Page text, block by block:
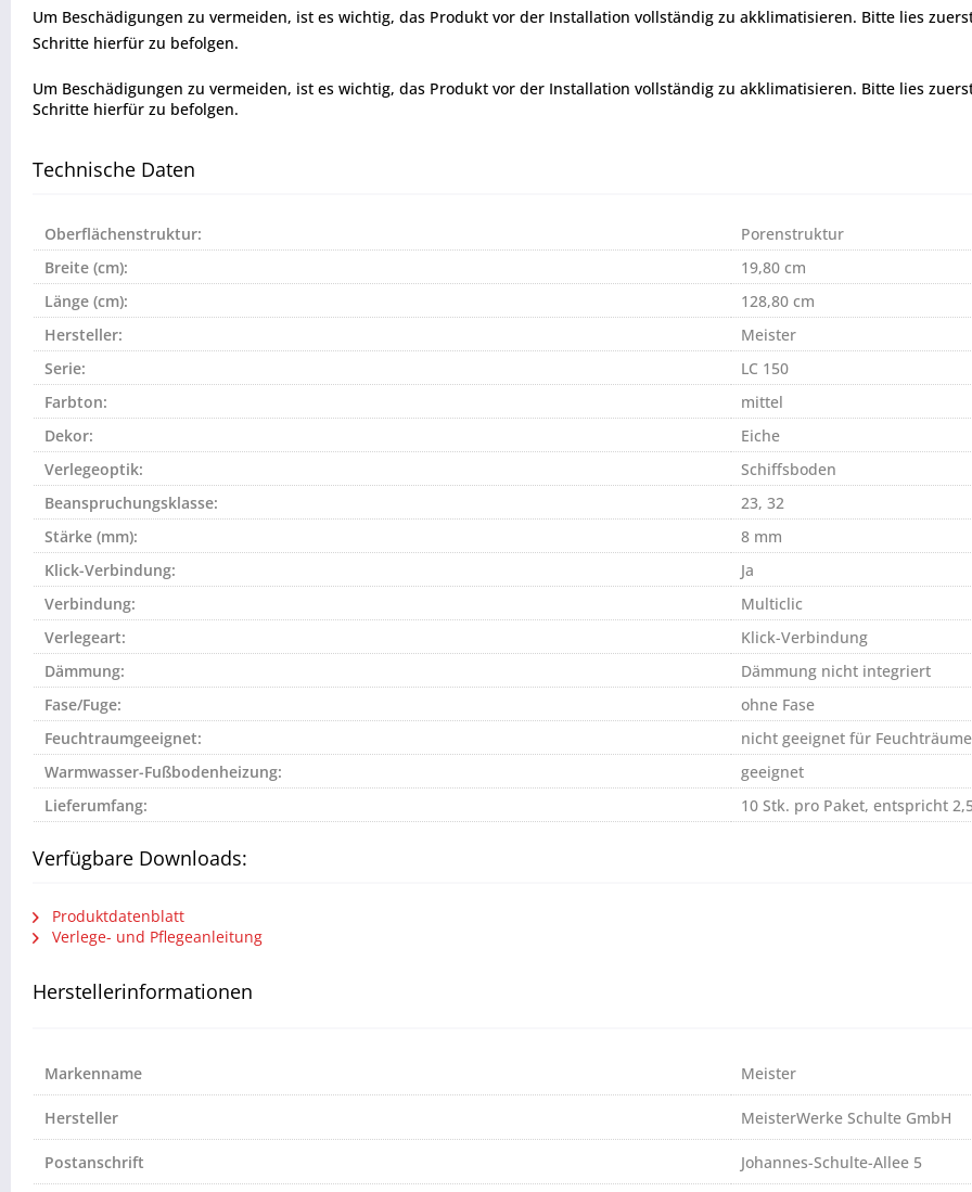
Um Beschädigungen zu vermeiden, ist es wichtig, das Produkt vor der Installation vollständig zu akklimatisieren. Bitte lies
Schritte hierfür zu befolgen.
Um Beschädigungen zu vermeiden, ist es wichtig, das Produkt vor der Installation vollständig zu akklimatisieren. Bitte lies
Schritte hierfür zu befolgen.
Technische Daten
Oberflächenstruktur:
Porenstruktur
Breite (cm):
19,80 cm
Länge (cm):
128,80 cm
Hersteller:
Meister
Serie:
LC 150
Farbton:
mittel
Dekor:
Eiche
Verlegeoptik:
Schiffsboden
Beanspruchungsklasse:
23, 32
Stärke (mm):
8 mm
Klick-Verbindung:
Ja
Verbindung:
Multiclic
Verlegeart:
Klick-Verbindung
Dämmung:
Dämmung nicht integriert
Fase/Fuge:
ohne Fase
Feuchtraumgeeignet:
nicht geeignet für Feuchträume
Warmwasser-Fußbodenheizung:
geeignet
Lieferumfang:
10 Stk. pro Paket, entspricht
Verfügbare Downloads:
Produktdatenblatt
Verlege- und Pflegeanleitung
Herstellerinformationen
Markenname Meister
Hersteller MeisterWerke Schulte GmbH
Postanschrift Johannes-Schulte-Allee 5